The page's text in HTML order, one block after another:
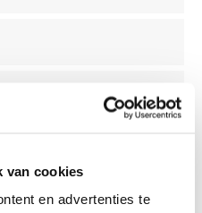
van cookies
en advertenties te
là pour vous aider
Whatsapp